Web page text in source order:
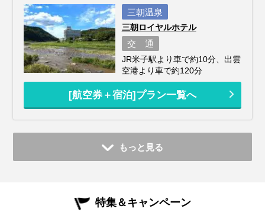
三朝温泉
三朝ロイヤルホテル
交 通
JR米子駅より車で約10分、出雲
空港より車で約120分
[航空券＋宿泊]プラン一覧へ
もっと見る
特集＆キャンペーン